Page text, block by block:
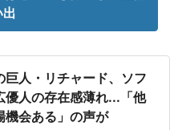
巨人・リチャード、ソフ
優人の存在感薄れ...「他
機会ある」の声が